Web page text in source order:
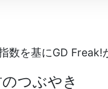
数を基にGD Freak!
つぶやき